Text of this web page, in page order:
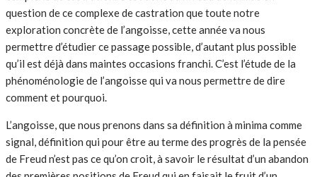
question de ce complexe de castration que toute notre
exploration concrète de l’angoisse, cette année va nous
permettre d’étudier ce passage possible, d’autant plus possible
qu’il est déjà dans maintes occasions franchi. C’est l’étude de la
phénoménologie de l’angoisse qui va nous permettre de dire
comment et pourquoi.
L’angoisse, que nous prenons dans sa définition à minima comme
signal, définition qui pour être au terme des progrès de la pensée
de Freud n’est pas ce qu’on croit, à savoir le résultat d’un abandon